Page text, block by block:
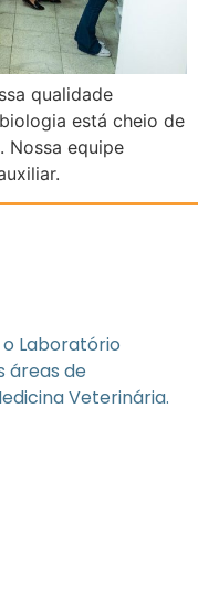
qualidade
está cheio de
Nossa equipe
Laboratório
áreas de
Veterinária.